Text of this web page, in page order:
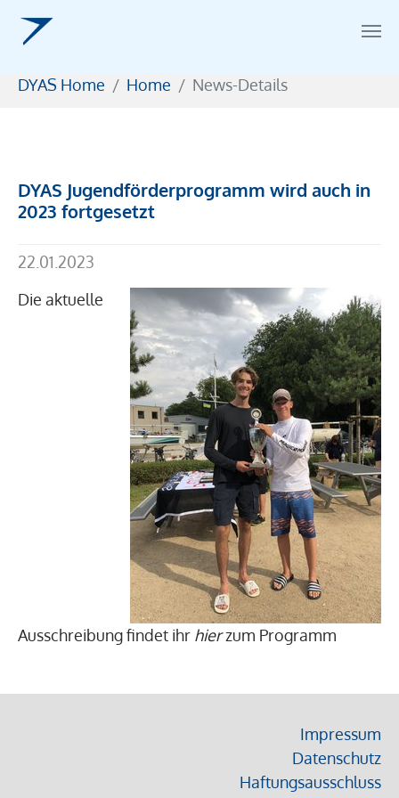
DYAS Home Home News-Details
DYAS Jugendförderprogramm wird auch in
2023 fortgesetzt
22.01.2023
Die aktuelle
Ausschreibung findet ihr hierzum Programm
Impressum
Datenschutz
Haftungsausschluss